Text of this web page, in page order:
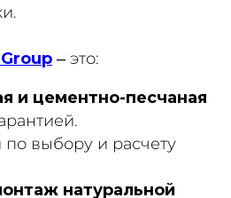
– это:
и цементно-песчаная
по выбору и расчету
натуральной